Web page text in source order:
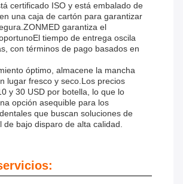
certificado ISO y está embalado de
una caja de cartón para garantizar
garantiza el
tiempo de entrega oscila
con términos de pago basados en
óptimo, almacene la mancha
lugar fresco y seco.Los precios
y 30 USD por botella, lo que lo
opción asequible para los
que buscan soluciones de
de bajo disparo de alta calidad.